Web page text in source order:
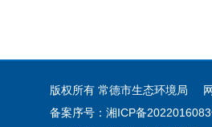
版权所有 常德市生态环境局
备案序号：湘ICP备